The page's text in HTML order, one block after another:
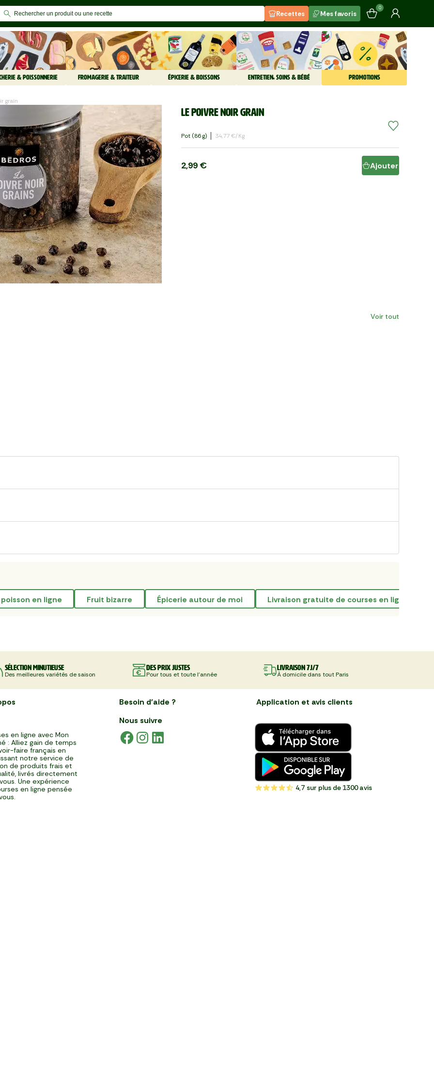
Recettes Mes favoris
0
& POISSONNERIE FROMAGERIE & TRAITEUR ÉPICERIE & BOISSONS ENTRETIEN, SOINS & BÉBÉ PROMOTIONS
grain
Le Poivre noir grain
Pot (86 G) 34,77 €/kg
2,99 € Ajouter
Voir tout
poisson en ligne fruit bizarre épicerie autour de moi livraison gratuite de courses en ligne
Sélection minutieuse
Des meilleures variétés de saison
Des prix justes
Pour tous et toute l'année
Livraison 7J/7
À domicile dans tout Paris
en ligne avec Mon
: Alliez gain de temps
faire français en
notre service de
de produits frais et
livrés directement
Une expérience
en ligne pensée
Besoin d'aide ?
Nous suivre
Application et avis clients
4,7 sur plus de 1300 avis